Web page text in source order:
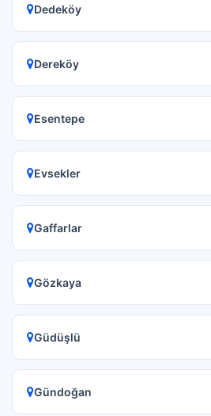
Dedeköy
Dereköy
Esentepe
Evsekler
Gaffarlar
Gözkaya
Güdüşlü
Gündoğan